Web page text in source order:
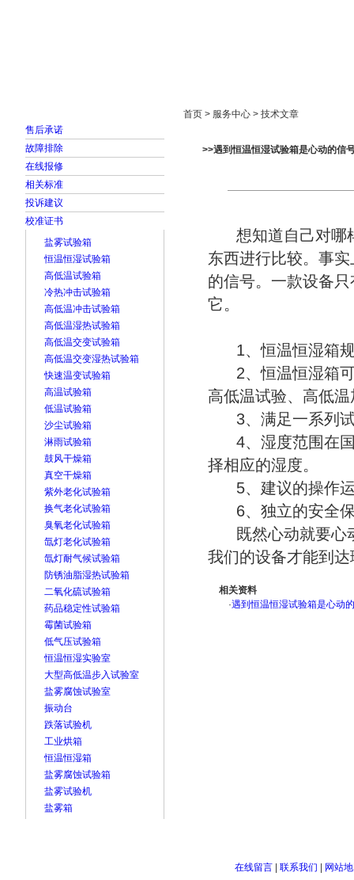
售后承诺
故障排除
在线报修
相关标准
投诉建议
校准证书
盐雾试验箱
恒温恒湿试验箱
高低温试验箱
冷热冲击试验箱
高低温冲击试验箱
高低温湿热试验箱
高低温交变试验箱
高低温交变湿热试验箱
快速温变试验箱
高温试验箱
低温试验箱
沙尘试验箱
淋雨试验箱
鼓风干燥箱
真空干燥箱
紫外老化试验箱
换气老化试验箱
臭氧老化试验箱
氙灯老化试验箱
氙灯耐气候试验箱
防锈油脂湿热试验箱
二氧化硫试验箱
药品稳定性试验箱
霉菌试验箱
低气压试验箱
恒温恒湿实验室
大型高低温步入试验室
盐雾腐蚀试验室
振动台
跌落试验机
工业烘箱
恒温恒湿箱
盐雾腐蚀试验箱
盐雾试验机
盐雾箱
首页 > 服务中心 > 技术文章
>>遇到恒温恒湿试验箱是心动的信
想知道自己对哪样
东西进行比较。事
的信号。一款设备
它。
1、恒温恒湿箱规
2、恒温恒湿箱可
高低温试验、高低
3、满足一系列试
4、湿度范围在国
择相应的湿度。
5、建议的操作运
6、独立的安全保
既然心动就要心动
我们的设备才能到
相关资料
·遇到恒温恒湿试验箱是心动
在线留言| 联系我们 网站